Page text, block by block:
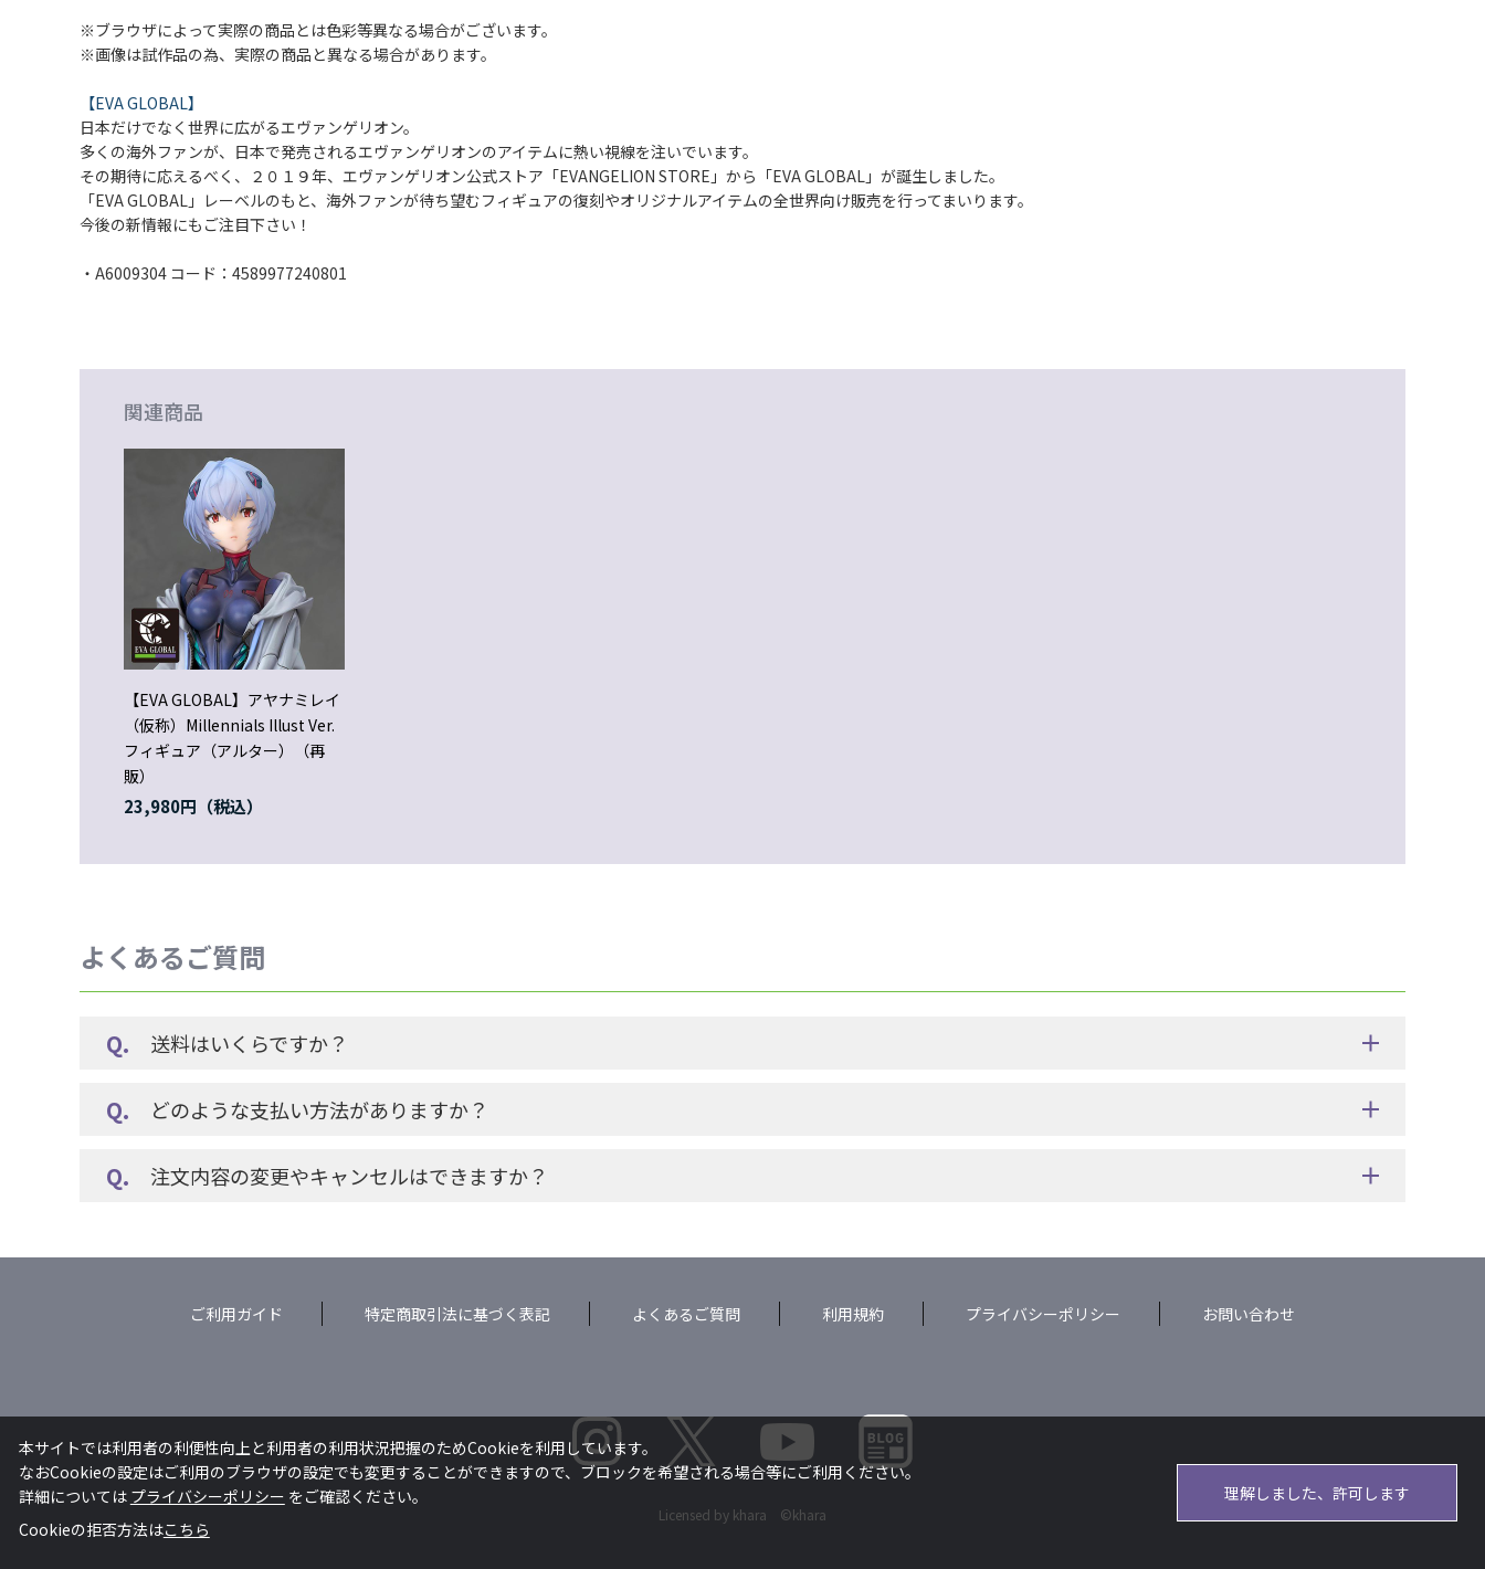
※ブラウザによって実際の商品とは色彩等異なる場合がございます。
※画像は試作品の為、実際の商品と異なる場合があります。
【EVA GLOBAL】
日本だけでなく世界に広がるエヴァンゲリオン。
多くの海外ファンが、日本で発売されるエヴァンゲリオンのアイテムに熱い視線を注いでいます。
その期待に応えるべく、２０１９年、エヴァンゲリオン公式ストア「EVANGELION STORE」から「EVA GLOBAL」が誕生しました。
「EVA GLOBAL」レーベルのもと、海外ファンが待ち望むフィギュアの復刻やオリジナルアイテムの全世界向け販売を行ってまいります。
今後の新情報にもご注目下さい！
・A6009304 コード：4589977240801
関連商品
【EVA GLOBAL】アヤナミレイ
（仮称）Millennials Illust Ver.
フィギュア（アルター）（再
販）
23,980円
よくあるご質問
送料はいくらですか？
どのような支払い方法がありますか？
注文内容の変更やキャンセルはできますか？
ご利用ガイド 特定商取引法に基づく表記 よくあるご質問 利用規約 プライバシーポリシー お問い合わせ
Licensed by khara ©khara
本サイトでは利用者の利便性向上と利用者の利用状況把握のためCookieを利用しています。
なおCookieの設定はご利用のブラウザの設定でも変更することができますので、ブロックを希望される場合等にご利用ください。
詳細については プライバシーポリシー をご確認ください。
Cookieの拒否方法はこちら
理解しました、許可します